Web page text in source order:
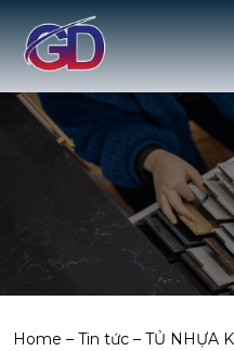
Home – Tin tức – TỦ NHỰA